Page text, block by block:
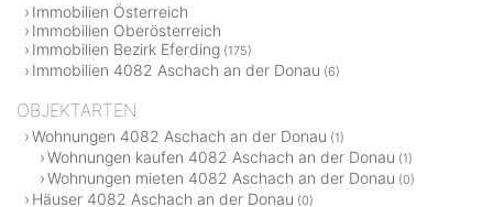
Immobilien Österreich
Immobilien Oberösterreich
Immobilien Bezirk Eferding (175)
Immobilien 4082 Aschach an der Donau (6)
OBJEKTARTEN
Wohnungen 4082 Aschach an der Donau (1)
Wohnungen kaufen 4082 Aschach an der Donau (1)
Wohnungen mieten 4082 Aschach an der Donau (0)
Häuser 4082 Aschach an der Donau (0)